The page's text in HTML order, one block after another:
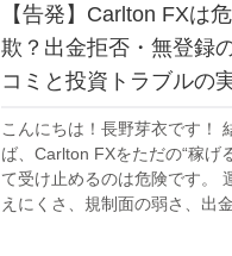
【告発】Carlton FXは
欺？出金拒否・無登録
コミと投資トラブルの
こんにちは！長野芽衣です！
ば、Carlton FXをただの“稼げ
て受け止めるのは危険です。
えにくさ、規制面の弱さ、出
開示情報の粗さが重なってお